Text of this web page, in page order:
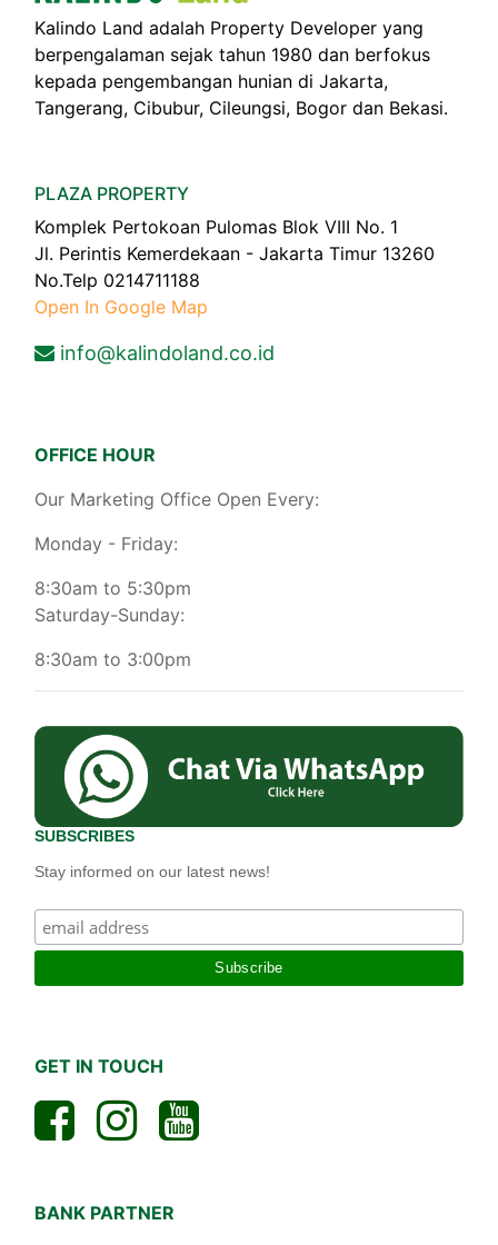
Kalindo Land adalah Property Developer yang
berpengalaman sejak tahun 1980 dan berfokus
kepada pengembangan hunian di Jakarta,
Tangerang, Cibubur, Cileungsi, Bogor dan Bekasi.
PLAZA PROPERTY
Komplek Pertokoan Pulomas Blok VIII No. 1
Jl. Perintis Kemerdekaan - Jakarta Timur 13260
No.Telp 0214711188
Open In Google Map
info@kalindoland.co.id
OFFICE HOUR
Our Marketing Office Open Every:
Monday - Friday:
8:30am to 5:30pm
Saturday-Sunday:
8:30am to 3:00pm
SUBSCRIBES
Stay informed on our latest news!
GET IN TOUCH
BANK PARTNER